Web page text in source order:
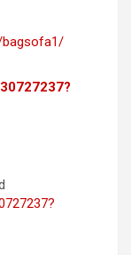
bagsofa1/